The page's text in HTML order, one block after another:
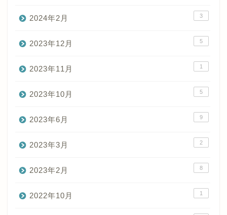
2024年2月 3
2023年12月 5
2023年11月 1
2023年10月 5
2023年6月 9
2023年3月 2
2023年2月 8
2022年10月 1